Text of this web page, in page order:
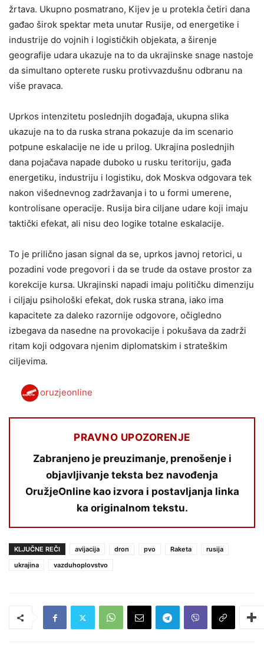
žrtava. Ukupno posmatrano, Kijev je u protekla četiri dana
gađao širok spektar meta unutar Rusije, od energetike i
industrije do vojnih i logističkih objekata, a širenje
geografije udara ukazuje na to da ukrajinske snage nastoje
da simultano opterete rusku protivvazdušnu odbranu na
više pravaca.
Uprkos intenzitetu poslednjih događaja, ukupna slika
ukazuje na to da ruska strana pokazuje da im scenario
potpune eskalacije ne ide u prilog. Ukrajina poslednjih
dana pojačava napade duboko u rusku teritoriju, gađa
energetiku, industriju i logistiku, dok Moskva odgovara tek
nakon višednevnog zadržavanja i to u formi umerene,
kontrolisane operacije. Rusija bira ciljane udare koji imaju
taktički efekat, ali nisu deo logike totalne eskalacije.
To je prilično jasan signal da se, uprkos javnoj retorici, u
pozadini vode pregovori i da se trude da ostave prostor za
korekcije kursa. Ukrajinski napadi imaju političku dimenziju
i ciljaju psihološki efekat, dok ruska strana, iako ima
kapacitete za daleko razornije odgovore, očigledno
izbegava da nasedne na provokacije i pokušava da zadrži
ritam koji odgovara njenim diplomatskim i strateškim
ciljevima.
oruzjeonline
PRAVNO UPOZORENJE
Zabranjeno je preuzimanje, prenošenje i
objavljivanje teksta bez navođenja
OružjeOnline kao izvora i postavljanja linka
ka originalnom tekstu.
KLJUČNE REČI avijacija dron pvo Raketa
rusija
ukrajina
vazduhoplovstvo